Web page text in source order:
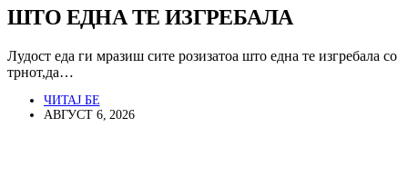
ШТО ЕДНА ТЕ ИЗГРЕБАЛА
Лудост еда ги мразиш сите розизатоа што една те изгребала со
трнот,да…
ЧИТАЈ БЕ
АВГУСТ 6, 2026